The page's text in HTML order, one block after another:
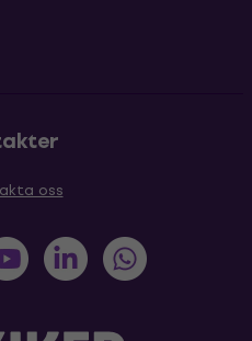
oss